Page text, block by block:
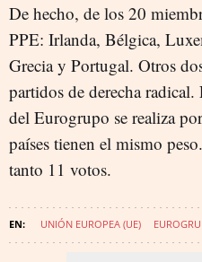
De hecho, de los 20
PPE: Irlanda, Bélgica,
Grecia y Portugal. Otros
partidos de derecha
del Eurogrupo se realiza
países tienen el mismo
tanto 11 votos.
UNIÓN EUROPEA (UE)